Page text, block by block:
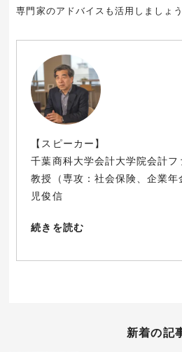
専門家のアドバイスも活用しましょう
【スピーカー】
千葉商科大学会計大学院会計
教授（専攻：社会保険、企業
児俊信
続きを読む
新着の記